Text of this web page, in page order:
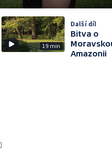
19 min
Další díl
Bitva o
Amazonii